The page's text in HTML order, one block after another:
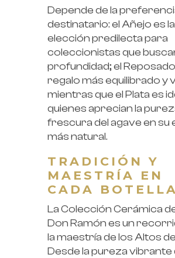
Depende de la
destinatario: elAñejoes la
elección predilecta para
coleccionistas que
profundidad; elReposado
regalo más equilibrado y
mientras que elPlataes
quienes aprecian la
frescura del agave en su
más natural.
TRADICIÓN Y
MAESTRÍA EN
CADA BOTELLA
La Colección Cerámica
Don Ramón es un
la maestría de los Altos
Desde la pureza vibrante